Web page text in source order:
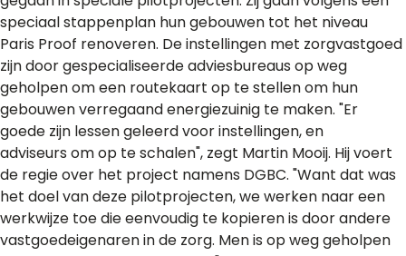
speciaal stappenplan hun gebouwen tot het niveau
Paris Proof renoveren. De instellingen met zorgvastgoed
zijn door gespecialiseerde adviesbureaus op weg
geholpen om een routekaart op te stellen om hun
gebouwen verregaand energiezuinig te maken. "Er
goede zijn lessen geleerd voor instellingen, en
adviseurs om op te schalen", zegt Martin Mooij. Hij voert
de regie over het project namens DGBC. "Want dat was
het doel van deze pilotprojecten, we werken naar een
werkwijze toe die eenvoudig te kopieren is door andere
vastgoedeigenaren in de zorg. Men is op weg geholpen